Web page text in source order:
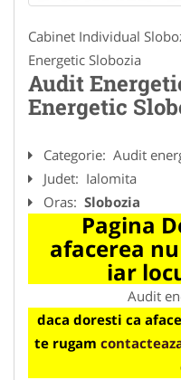
Cabinet Individual
Energetic Slobozia
Audit
Energetic
Categorie: Audit
Judet: Ialomita
Oras: Slobozia
Pagina
afacerea
iar
Audit
daca doresti ca
te rugam